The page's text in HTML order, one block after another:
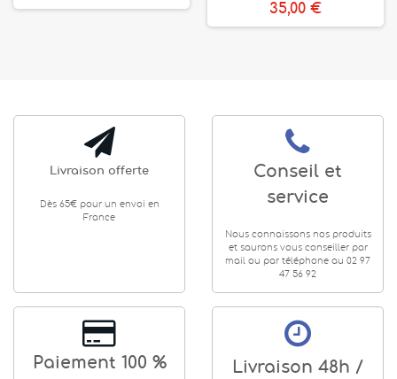
35,00 €
Livraison offerte
Dès 65€ pour un envoi en
France
Conseil et
service
Nous connaissons nos produits
et saurons vous conseiller par
mail ou par téléphone au 02 97
47 56 92
Paiement 100 %
Livraison 48h /